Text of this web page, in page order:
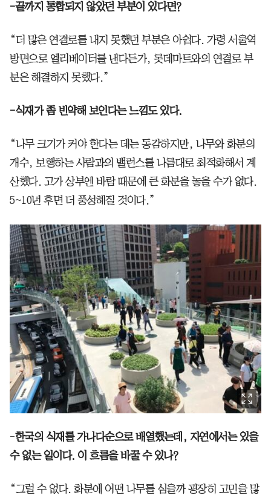
-끝까지 통합되지 않았던 부분이 있다면?
“더 많은 연결로를 내지 못했던 부분은 아쉽다. 가령 서울역
방면으로 엘리베이터를 낸다든가, 롯데마트와의 연결로 부
분은 해결하지 못했다.”
-식재가 좀 빈약해 보인다는 느낌도 있다.
“나무 크기가 커야 한다는 데는 동감하지만, 나무와 화분의
개수, 보행하는 사람과의 밸런스를 나름대로 최적화해서 계
산했다. 고가 상부엔 바람 때문에 큰 화분을 놓을 수가 없다.
5~10년 후면 더 풍성해질 것이다.”
-한국의 식재를 가나다순으로 배열했는데, 자연에서는 있을
수 없는 일이다. 이 흐름을 바꿀 수 있나?
“그럴 수 없다. 화분에 어떤 나무를 심을까 굉장히 고민을 많